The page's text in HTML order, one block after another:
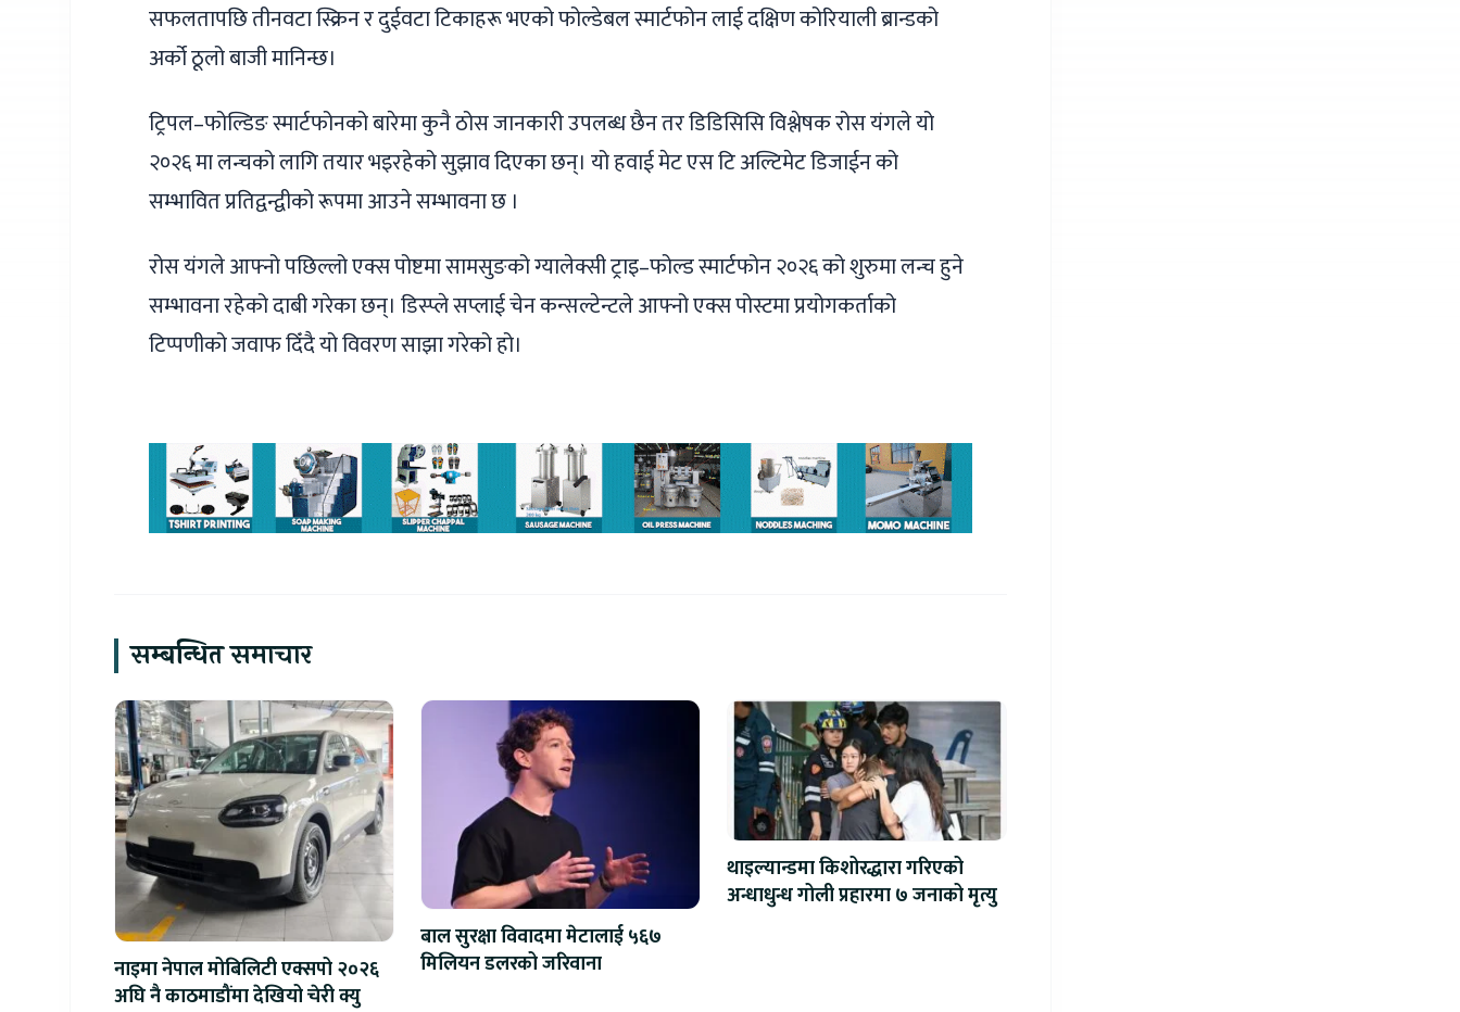
सफलतापछि तीनवटा स्क्रिन र दुईवटा टिकाहरू भएको फोल्डेबल स्मार्टफोन लाई दक्षिण कोरियाली ब्रान्डको
अर्को ठूलो बाजी मानिन्छ।
ट्रिपल–फोल्डिङ स्मार्टफोनको बारेमा कुनै ठोस जानकारी उपलब्ध छैन तर डिडिसिसि विश्लेषक रोस यंगले यो
२०२६ मा लन्चको लागि तयार भइरहेको सुझाव दिएका छन्। यो हवाई मेट एस टि अल्टिमेट डिजाईन को
सम्भावित प्रतिद्वन्द्वीको रूपमा आउने सम्भावना छ ।
रोस यंगले आफ्नो पछिल्लो एक्स पोष्टमा सामसुङको ग्यालेक्सी ट्राइ–फोल्ड स्मार्टफोन २०२६ को शुरुमा लन्च हुने
सम्भावना रहेको दाबी गरेका छन्। डिस्प्ले सप्लाई चेन कन्सल्टेन्टले आफ्नो एक्स पोस्टमा प्रयोगकर्ताको
टिप्पणीको जवाफ दिँदै यो विवरण साझा गरेको हो।
सम्बन्धित समाचार
नाइमा नेपाल मोबिलिटी एक्सपो २०२६
अघि नै काठमाडौंमा देखियो चेरी क्यु
बाल सुरक्षा विवादमा मेटालाई ५६७
मिलियन डलरको जरिवाना
थाइल्यान्डमा किशोरद्धारा गरिएको
अन्धाधुन्ध गोली प्रहारमा ७ जनाको मृत्यु